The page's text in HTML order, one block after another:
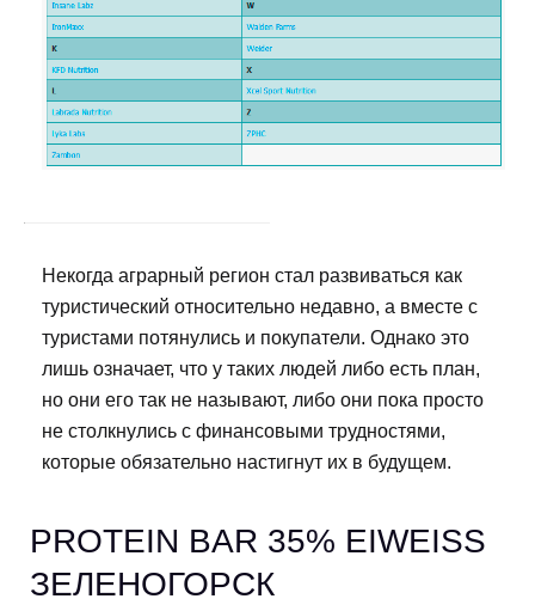
Некогда аграрный регион стал развиваться как
туристический относительно недавно, а вместе с
туристами потянулись и покупатели. Однако это
лишь означает, что у таких людей либо есть план,
но они его так не называют, либо они пока просто
не столкнулись с финансовыми трудностями,
которые обязательно настигнут их в будущем.
PROTEIN BAR 35% EIWEISS
ЗЕЛЕНОГОРСК